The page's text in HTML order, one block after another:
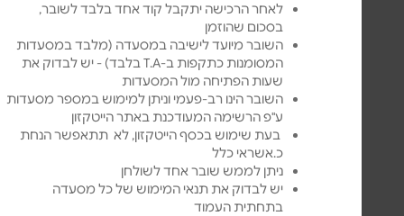
לאחר הרכישה יתקבל קוד אחד בלבד לשובר,
בסכום שהוזמן
השובר מיועד לישיבה במסעדה (מלבד במסעדות
המסומנות כתקפות ב-T.A בלבד) - יש לבדוק את
שעות הפתיחה מול המסעדות
השובר הינו רב-פעמי וניתן למימוש במספר מסעדות
ע"פ הרשימה המעודכנת באתר הייטקזון
בעת שימוש בכסף הייטקזון, לא תתאפשר הנחת
כ.אשראי כלל
ניתן לממש שובר אחד לשולחן
יש לבדוק את תנאי המימוש של כל מסעדה
בתחתית העמוד